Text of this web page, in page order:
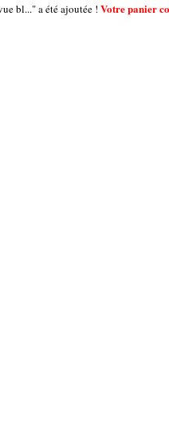
bl..." a été ajoutée ! Votre panier